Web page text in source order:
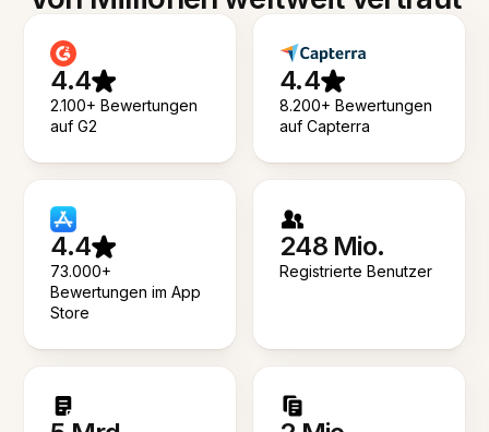
4.4
2.100+ Bewertungen
auf G2
4.4
8.200+ Bewertungen
auf Capterra
4.4
73.000+
Bewertungen im App
Store
248 Mio.
Registrierte Benutzer